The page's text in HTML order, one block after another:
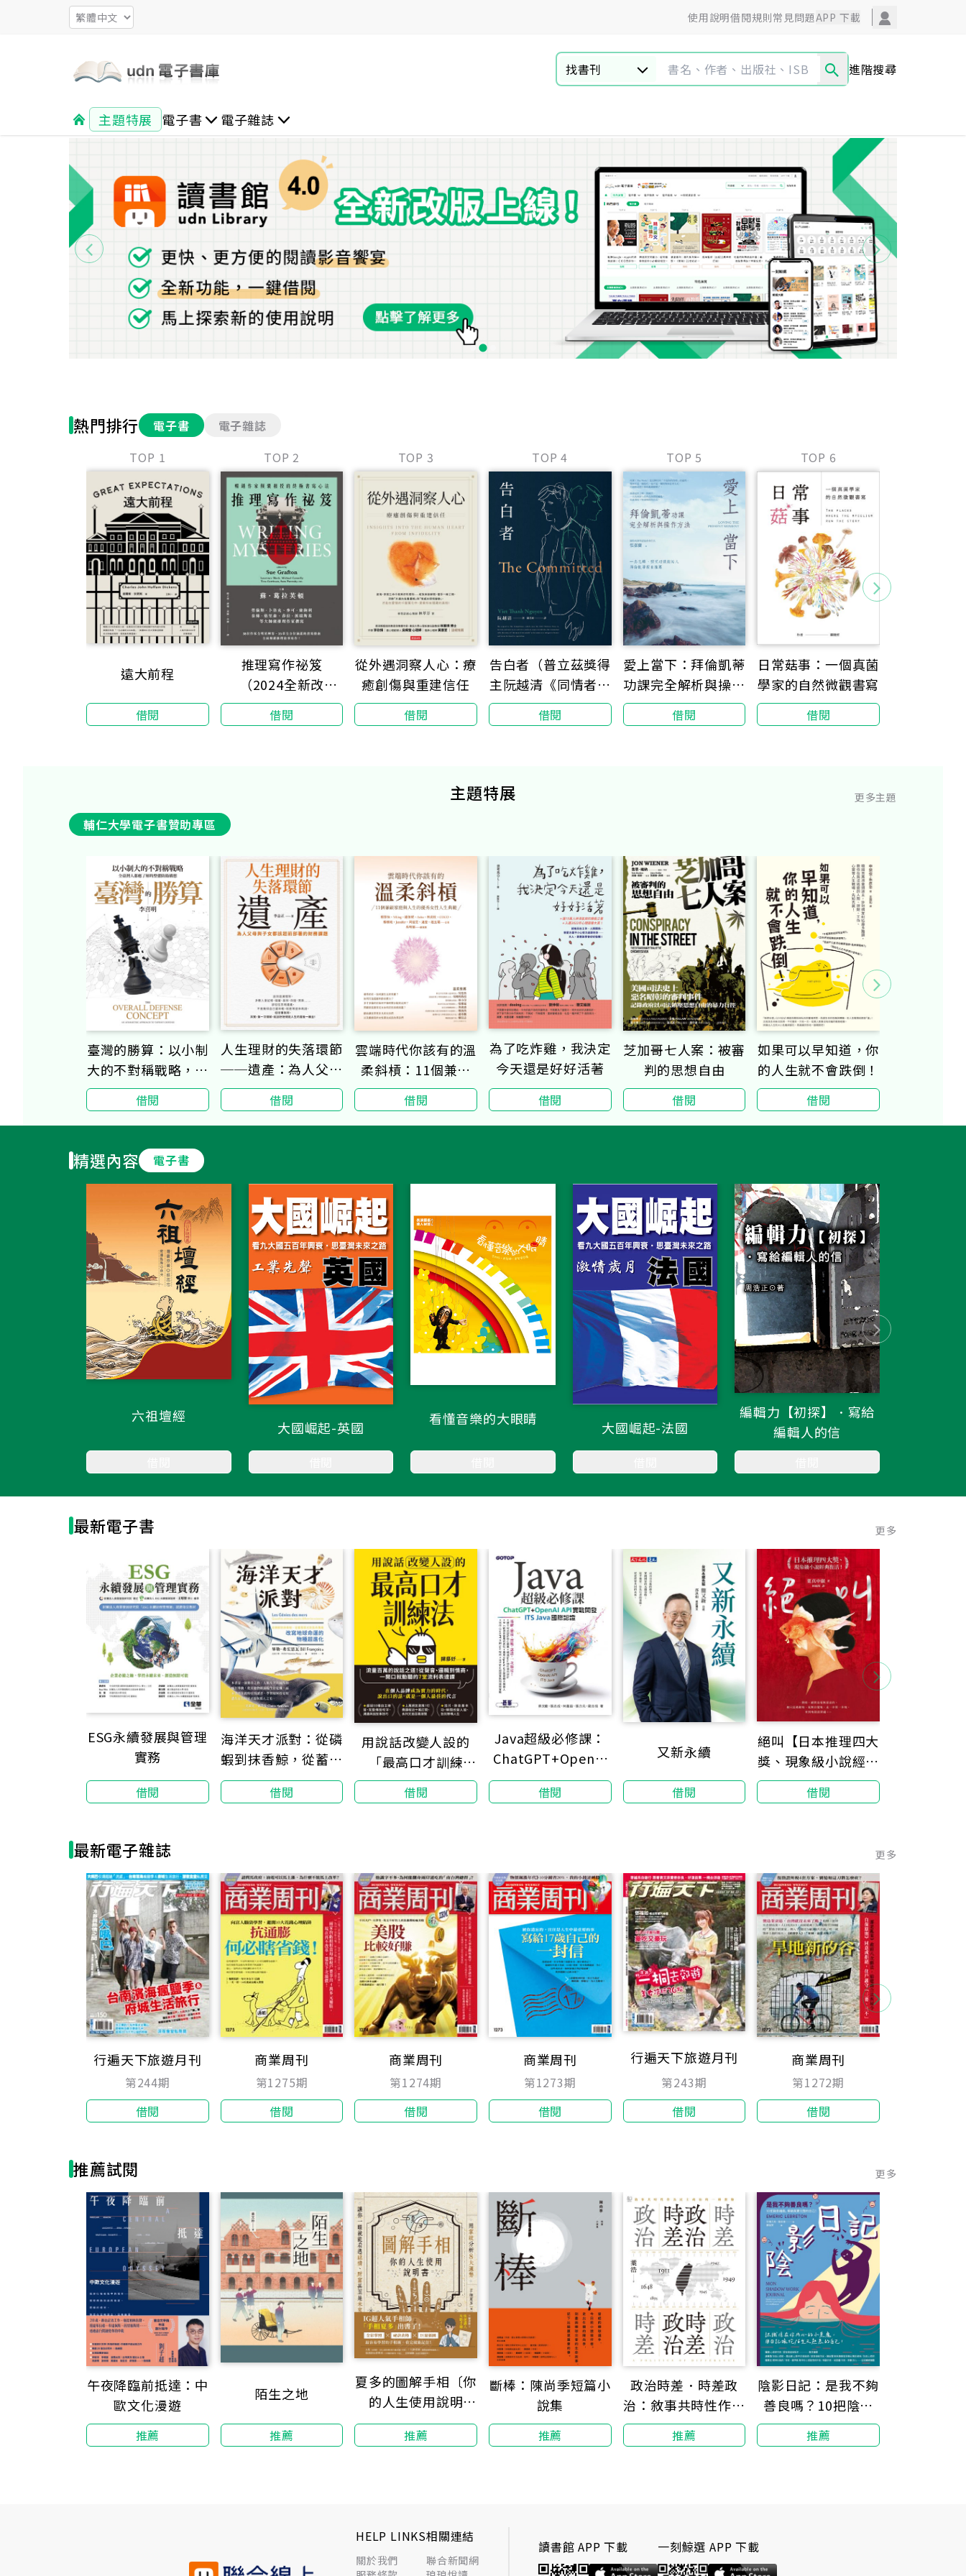
使用說明借閱規則常見問題APP 下載
找書刊 進階搜尋
主題特展 電子書
社會人文
超值專區
外文書
觀光旅遊 親子 教育 兒少 言情 輕小說 醫療保健
電子雜誌
旅遊情報
熱門排行 電子書
電子雜誌
TOP 1
遠大前程
借閱
TOP 2
推理寫作祕笈
（2024全新改
版）：暢銷作家傾囊
相授的終極書寫心法
借閱
TOP 3
從外遇洞察人心：療
癒創傷與重建信任
借閱
TOP 4
告白者（普立茲獎得
主阮越清《同情者》
全新續作）
借閱
TOP 5
愛上當下：拜倫凱蒂
功課完全解析與操作
方法
借閱
TOP 6
日常菇事：一個真菌
學家的自然微觀書寫
借閱
主題特展 更多主題
輔仁大學電子書贊助專區
臺灣的勝算：以小制
大的不對稱戰略，全
臺灣人都應了解的整
體防衛構想
借閱
人生理財的失落環節
──遺產：為人父母
與子女都該超前部署
的財務課題
借閱
雲端時代你該有的溫
柔斜槓：11個兼顧
家庭與人生的優秀女
性人生典範
借閱
為了吃炸雞，我決定
今天還是好好活著
借閱
芝加哥七人案：被審
判的思想自由
借閱
如果可以早知道，你
的人生就不會跌倒！
借閱
部分選譯，
精選內容 電子書
六祖壇經
大國崛起-英國
看懂音樂的大眼睛
大國崛起-法國
編輯力【初探】．寫給
編輯人的信
最新電子書 更多
ESG永續發展與管理
實務
借閱
海洋天才派對：從磷
蝦到抹香鯨，從蓄電
發光到長命萬歲，改
寫地球命運的物種超
程】
借閱
用說話改變人設的
「最高口才訓練
法」：流量百萬的說
話之道！從聲音、邏
借閱
Java超級必修課：
ChatGPT+OpenAI
API實戰開發、ITS
Java國際認證
借閱
又新永續
借閱
絕叫【日本推理四大
獎、現象級小說經典
復活！】
借閱
最新電子雜誌 更多
行遍天下旅遊月刊
第244期
借閱
商業周刊
第1275期
借閱
商業周刊
第1274期
借閱
商業周刊
第1273期
借閱
行遍天下旅遊月刊
第243期
借閱
商業周刊
第1272期
借閱
推薦試閱 更多
午夜降臨前抵達：中
歐文化漫遊
推薦
陌生之地
推薦
夏多的圖解手相〔你
的人生使用說明
書〕：用掌紋分析8
大運勢，讓你一眼就
推薦
斷棒：陳尚季短篇小
說集
推薦
政治時差．時差政
治：敘事共時性作為
民主政治的一種想像
推薦
陰影日記：是我不夠
善良嗎？10把陰影
鑰匙，解鎖真實完整
的自己！
推薦
HELP LINKS
關於我們
相關連結
聯合新聞網
讀書館 APP 下載 一刻鯨選 APP 下載